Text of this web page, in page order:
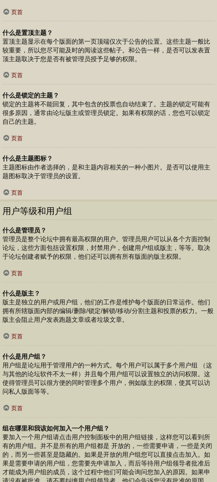
页首
什么是置顶主题？
置顶主题显示在每个版面的第一页顶端仅次于公告的位置。这些主题一般比
较重要，所以您尽可能及时的阅读这些帖子。和公告一样，是否可以发表置
顶主题取决于您是否有被管理员授予足够的权限。
页首
什么是锁定的主题？
锁定的主题将不能回复，其中包含的投票也自动结束了。主题的锁定可能有
很多原因，通常由论坛版主或管理员锁定。如果有权限的话，您也可以锁定
自己的主题。
页首
什么是主题图标？
主题图标由作者选择的，是和主题内容相关的一种小图片。是否可以使用主
题图标取决于管理员的设置。
页首
用户等级和用户组
什么是管理员？
管理员是整个论坛中拥有最高权限的用户。管理员用户可以从各个方面控制
论坛，这些方面包括设置权限，封禁用户，创建用户组或版主，等等。取决
于论坛创建者赋予的权限，他们还可以拥有所有版面的版主权限。
页首
什么是版主？
版主是独立的用户或用户组，他们的工作是维护每个版面的日常运作。他们
拥有所辖版面内部的编辑/删除/锁定/解锁/移动/分割主题和投票的权力。一般
版主会阻止用户发表跑题文章或者垃圾文章。
页首
什么是用户组？
用户组是论坛用于管理用户的一种方式。每个用户可以属于多个用户组 （这
与其他的论坛软件不太一样）并且每个用户组可以设置独立的访问权限。这
使得管理员可以很方便的同时管理多个用户，例如版主的权限，使其可以访
问私人版面等等。
页首
组在哪里和我该如何加入一个用户组？
要加入一个用户组请点击用户控制面板中的用户组链接，这样您可以看到所
有的用户组。并不是所有的用户组都是 开放的，一些需要申请，一些是关闭
的，而另一些甚至是隐藏的。如果是开放的用户组您可以直接点击加入。如
果是需要申请的用户组，您需要先申请加入，而后等待用户组领导者批准后
才能成为用户组的成员，这个过程中他们可能会询问您加入的原因。如果申